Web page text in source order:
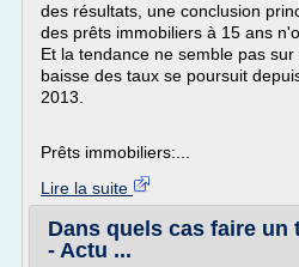
des résultats, une conclusion
des prêts immobiliers à 15 ans
Et la tendance ne semble pas
baisse des taux se poursuit
2013.
Prêts immobiliers:...
Lire la suite
Dans quels cas faire un
- Actu ...